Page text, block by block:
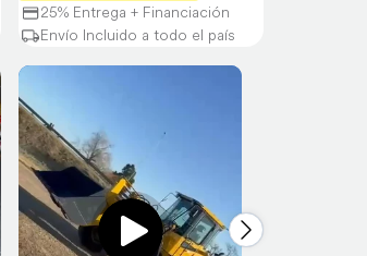
25% Entrega + Financiación
Envío Incluido a todo el país